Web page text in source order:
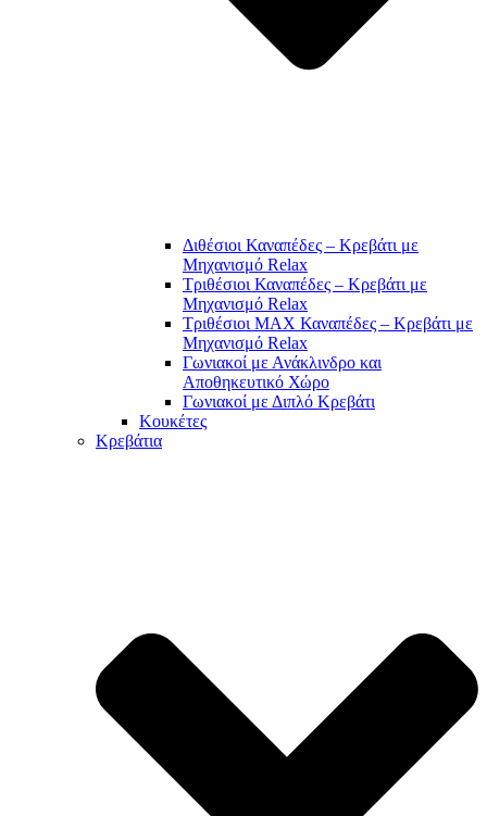
Διθέσιοι Καναπέδες – Κρεβάτι με
Μηχανισμό Relax
Τριθέσιοι Καναπέδες – Κρεβάτι με
Μηχανισμό Relax
Τριθέσιοι MAX Καναπέδες – Κρεβάτι με
Μηχανισμό Relax
Γωνιακοί με Ανάκλινδρο και
Αποθηκευτικό Χώρο
Γωνιακοί με Διπλό Κρεβάτι
Κουκέτες
Κρεβάτια